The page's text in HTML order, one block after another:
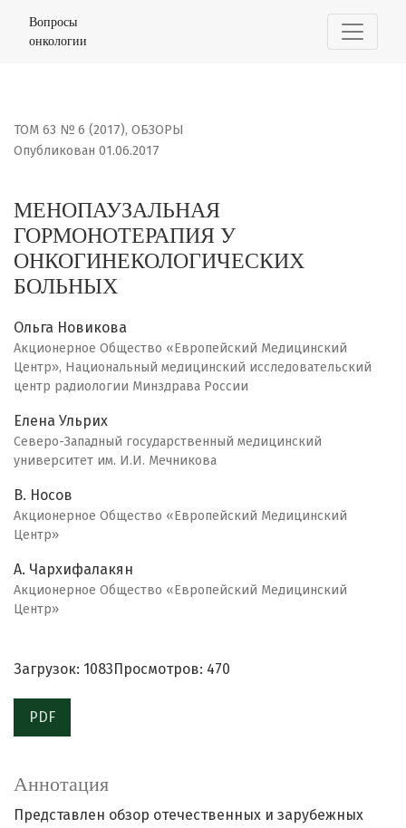
МЕНОПАУЗАЛЬНАЯ ГОРМОНОТЕРАПИЯ У
Вопросы
онкологии
ТОМ 63 № 6 (2017), ОБЗОРЫ
МЕНОПАУЗАЛЬНАЯ
ГОРМОНОТЕРАПИЯ У
ОНКОГИНЕКОЛОГИЧЕСКИХ
БОЛЬНЫХ
Опубликован 01.06.2017
Ольга Новикова
Акционерное Общество «Европейский Медицинский
Центр», Национальный медицинский исследовательский
центр радиологии Минздрава России
Елена Ульрих
Северо-Западный государственный медицинский
университет им. И.И. Мечникова
В. Носов
Акционерное Общество «Европейский Медицинский
Центр»
А. Чархифалакян
Акционерное Общество «Европейский Медицинский
Центр»
Загрузок: 1083 Просмотров: 470
PDF
Аннотация
Представлен обзор отечественных и зарубежных